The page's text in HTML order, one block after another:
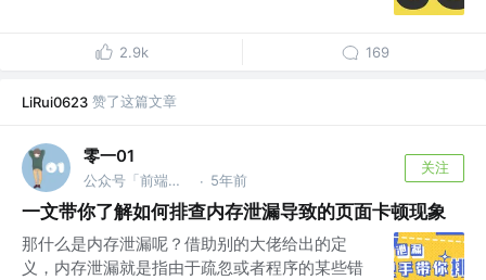
2.9k 169
LiRui0623 赞了这篇文章
零一01
公众号「前端印象」 @字节跳动 · 5年前
关注
一文带你了解如何排查内存泄漏导致的页面卡顿现象
那什么是内存泄漏呢？借助别的大佬给出的定
义，内存泄漏就是指由于疏忽或者程序的某些错